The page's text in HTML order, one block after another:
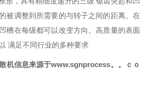
被调整到所需要的与转子之间的距离。在
槽在每级都可以改变方向。高质量的表面
满足不同行业的多种要求
机信息来源于www.sgnprocess。。ｃｏ